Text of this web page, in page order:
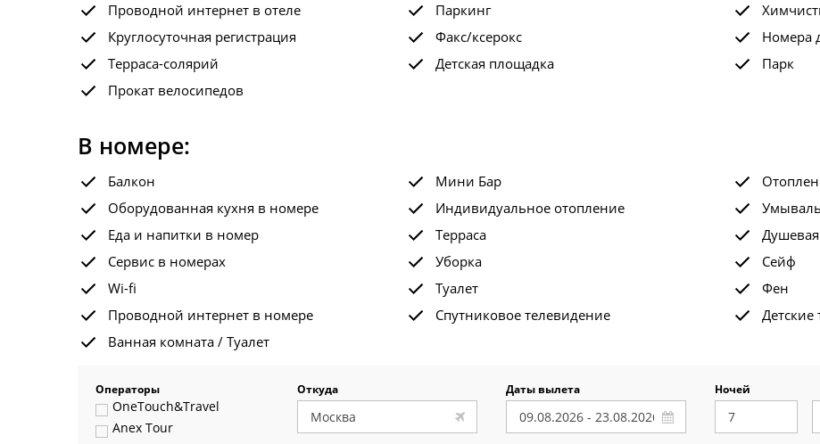
Проводной интернет в отеле
Паркинг
Круглосуточная регистрация
Факс/ксерокс
Номера
Терраса-солярий
Детская площадка
Парк
Прокат велосипедов
В номере:
Балкон Мини Бар
Оборудованная кухня в номере
Индивидуальное отопление
Еда и напитки в номер
Терраса
Сервис в номерах
Уборка
Сейф
Wi-fi
Туалет
Фен
Проводной интернет в номере
Спутниковое телевидение
Детские
Ванная комната / Туалет
Операторы
OneTouch&Travel
Anex Tour
Откуда Даты вылета Ночей